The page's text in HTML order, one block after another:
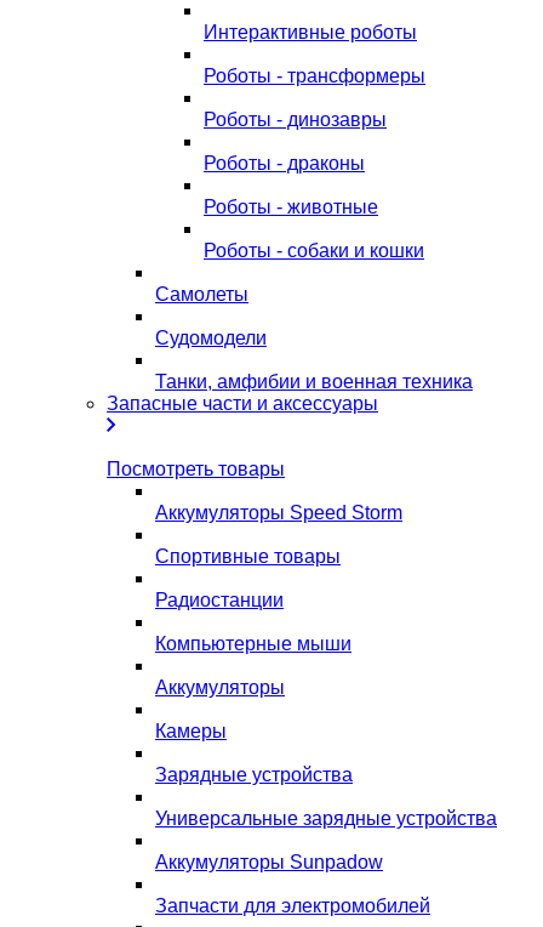
Интерактивные роботы
Роботы - трансформеры
Роботы - динозавры
Роботы - драконы
Роботы - животные
Роботы - собаки и кошки
Самолеты
Судомодели
Танки, амфибии и военная техника
Запасные части и аксессуары
Посмотреть товары
Аккумуляторы Speed Storm
Спортивные товары
Радиостанции
Компьютерные мыши
Аккумуляторы
Камеры
Зарядные устройства
Универсальные зарядные устройства
Аккумуляторы Sunpadow
Запчасти для электромобилей